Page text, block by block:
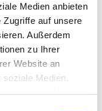
Medien anbieten
Zugriffe auf unsere
Außerdem
zu Ihrer
Website an
Medien,